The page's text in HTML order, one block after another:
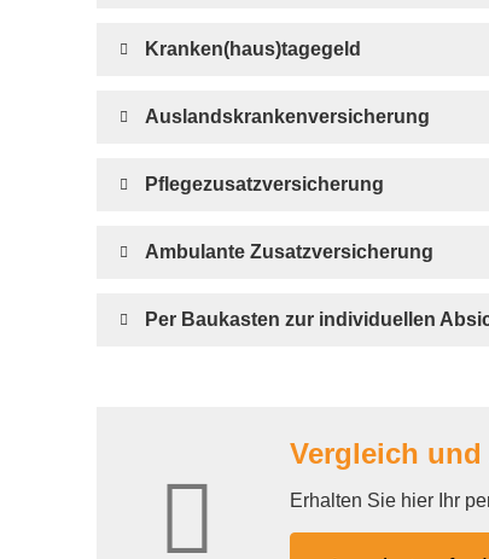
Kranken(haus)tagegeld
Auslandskrankenversicherung
Pflegezusatzversicherung
Ambulante Zusatzversicherung
Per Baukasten zur individuellen
Vergleich
Erhalten Sie hier Ihr